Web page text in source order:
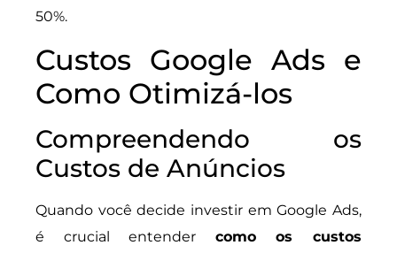
50%.
Custos Google Ads e
Como Otimizá-los
Compreendendo os
Custos de Anúncios
Quando você decide investir em Google Ads,
é crucial entender como os custos